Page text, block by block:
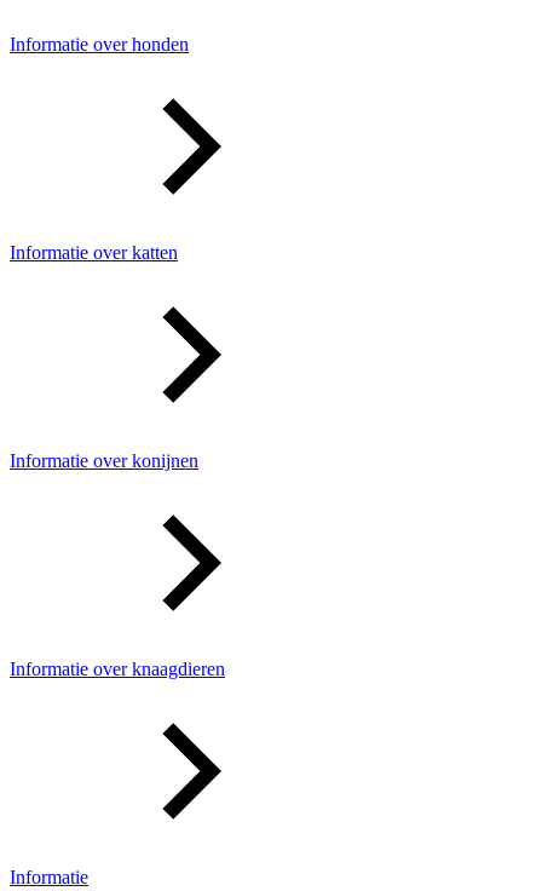
Informatie over honden
Informatie over katten
Informatie over konijnen
Informatie over knaagdieren
Informatie